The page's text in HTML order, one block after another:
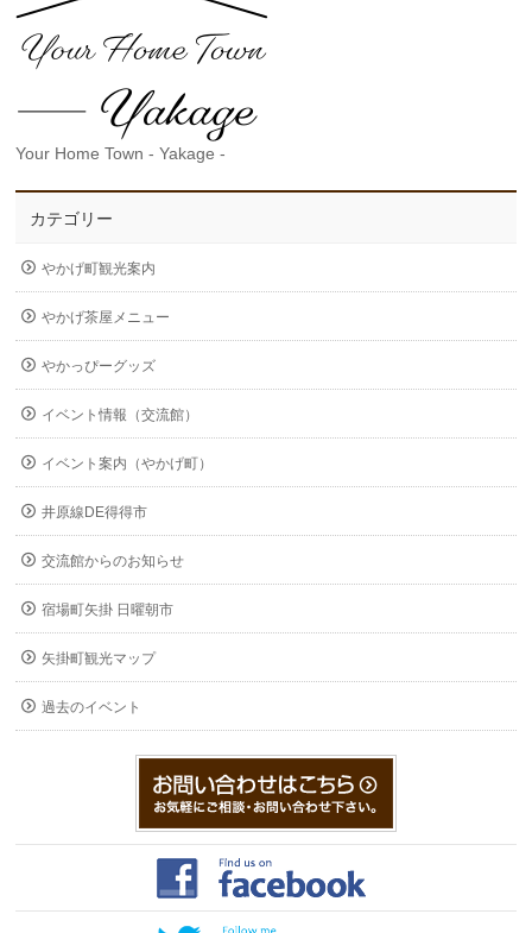
Your Home Town - Yakage -
カテゴリー
やかげ町観光案内
やかげ茶屋メニュー
やかっぴーグッズ
イベント情報（交流館）
イベント案内（やかげ町）
井原線DE得得市
交流館からのお知らせ
宿場町矢掛 日曜朝市
矢掛町観光マップ
過去のイベント